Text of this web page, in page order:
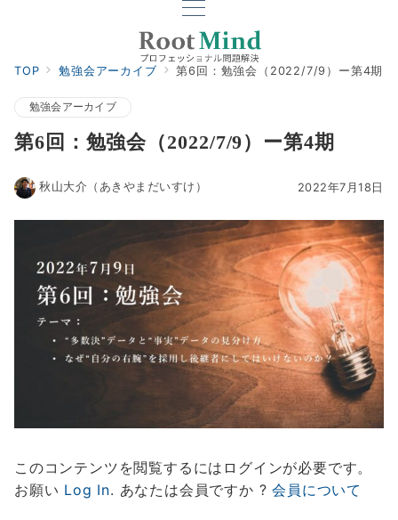
TOP 勉強会アーカイブ 第6回：勉強会（2022/7/9）ー第4期
勉強会アーカイブ
第6回：勉強会（2022/7/9）ー第4期
2022年7月18日
秋山大介（あきやまだいすけ）
このコンテンツを閲覧するにはログインが必要です。
お願い Log In. あなたは会員ですか ?会員について